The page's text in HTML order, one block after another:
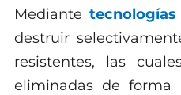
Mediantetecnologías
destruir
resistentes, las
eliminadas de